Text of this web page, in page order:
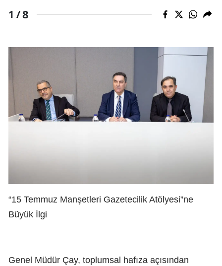
1 /8
“15 Temmuz Manşetleri Gazetecilik Atölyesi”ne
Büyük İlgi
Genel Müdür Çay, toplumsal hafıza açısından